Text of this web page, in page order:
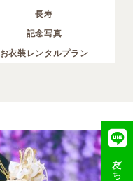
長寿
記念写真
お衣装レンタルプラン
友だち追加